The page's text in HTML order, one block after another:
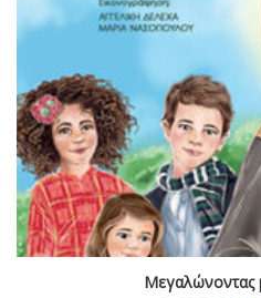
Μεγαλώνοντας